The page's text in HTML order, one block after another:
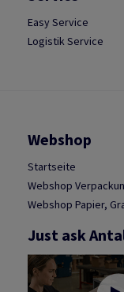
Easy Service
Logistik Service
Webshop
Startseite
Webshop
Webshop Papier,
Just ask